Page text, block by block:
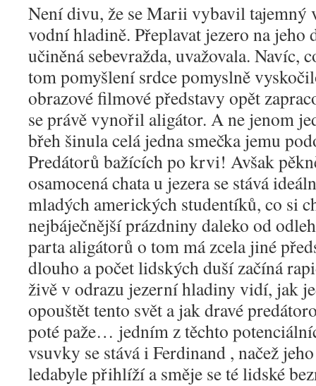
Není divu, že se Marii vybavil tajemný
vodní hladině. Přeplavat jezero na jeho
učiněná sebevražda, uvažovala.
tom pomyšlení srdce pomyslně
obrazové filmové představy opět
se právě vynořil aligátor. A ne jenom
břeh šinula celá jedna smečka jemu
Predátorů bažících po krvi! Avšak
osamocená chata u jezera se stává
mladých amerických studentíků, co si
nejbáječnější prázdniny daleko od
parta aligátorů o tom má zcela jiné
dlouho a počet lidských duší začíná
živě v odrazu jezerní hladiny vidí, jak
opouštět tento svět a jak dravé
poté paže… jedním z těchto
vsuvky se stává i Ferdinand , načež
ledabyle přihlíží a směje se té lidské